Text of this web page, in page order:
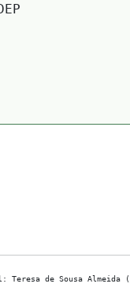
Teresa de Sousa Almeida (